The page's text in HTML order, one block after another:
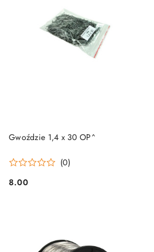
Gwoździe 1,4 x 30 OP^
(0)
Cena:
8.00
DO KOSZYKA